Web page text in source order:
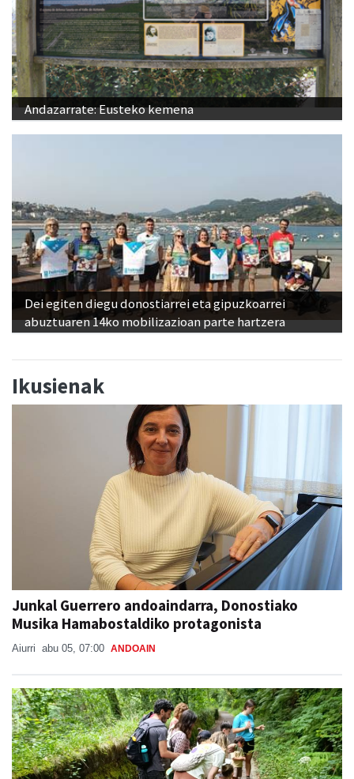
Andazarrate: Eusteko kemena
Dei egiten diegu donostiarrei eta gipuzkoarrei
abuztuaren 14ko mobilizazioan parte hartzera
Junkal Guerrero andoaindarra, Donostiako
Musika Hamabostaldiko protagonista
Aiurri abu 05, 07:00